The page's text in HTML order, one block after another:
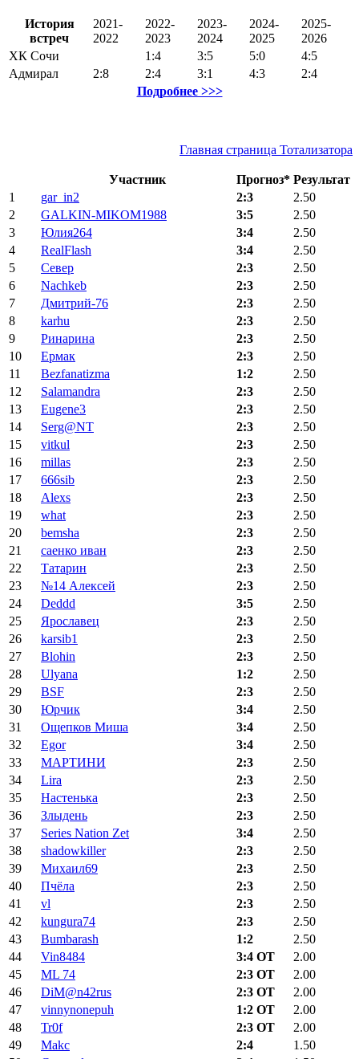
История
встреч
2021-
2022
2022-
2023
2023-
2024
2024-
2025
2025-
2026
ХК Сочи
1:4 3:5 5:0
4:5
Адмирал
2:8 2:4 3:1 4:3
2:4
Подробнее >>>
Главная страница Тотализатора
Участник Прогноз* Результат
1
gar_in2 2:3
2.50
2
GALKIN-MIKOM1988 3:5
2.50
3
Юлия264 3:4
2.50
4
RealFlash 3:4
2.50
5
Север 2:3
2.50
6
Nachkeb 2:3
2.50
7
Дмитрий-76 2:3
2.50
8
karhu 2:3
2.50
9
Ринарина 2:3
2.50
10
Ермак 2:3
2.50
11
Bezfanatizma 1:2
2.50
12
Salamandra 2:3
2.50
13
Eugene3 2:3
2.50
14
Serg@NT 2:3
2.50
15
vitkul 2:3
2.50
16
millas 2:3
2.50
17
666sib 2:3
2.50
18
Alexs 2:3
2.50
19
what 2:3
2.50
20
bemsha 2:3
2.50
21
саенко иван 2:3
2.50
22
Татарин 2:3
2.50
23
№14 Алексей 2:3
2.50
24
Deddd 3:5
2.50
25
Ярославец 2:3
2.50
26
karsib1 2:3
2.50
27
Blohin 2:3
2.50
28
Ulyana 1:2
2.50
29
BSF 2:3
2.50
30
Юрчик 3:4
2.50
31
Ощепков Миша 3:4
2.50
32
Egor 3:4
2.50
33
МАРТИНИ 2:3
2.50
34
Lira 2:3
2.50
35
Настенька 2:3
2.50
36
Злыдень 2:3
2.50
37
Series Nation Zet 3:4
2.50
38
shadowkiller 2:3
2.50
39
Михаил69 2:3
2.50
40
Пчёла 2:3
2.50
41
vl 2:3
2.50
42
kungura74 2:3
2.50
43
Bumbarash 1:2
2.50
44
Vin8484 3:4 ОТ
2.00
45
ML 74 2:3 ОТ
2.00
46
DiM@n42rus 2:3 ОТ
2.00
47
vinnynonepuh 1:2 ОТ
2.00
48
Tr0f 2:3 ОТ
2.00
49
Makc 2:4
1.50